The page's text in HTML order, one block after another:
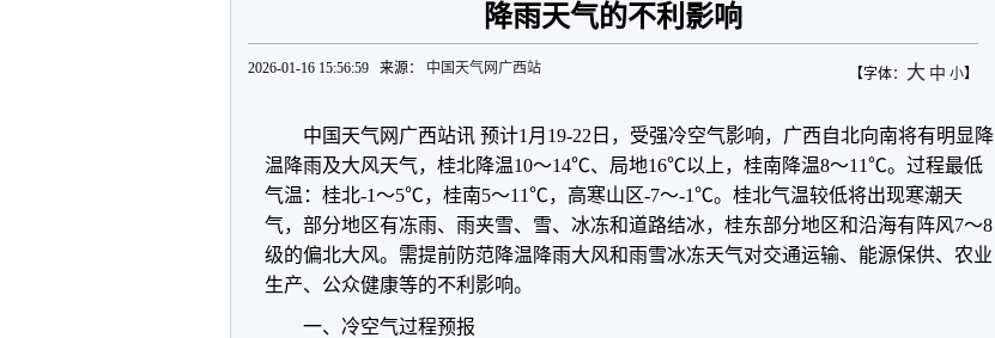
降雨天气的不利影响
【字体： 大 中 小】
2026-01-16 15:56:59 来源： 中国天气网广西站
中国天气网广西站讯 预计1月19-22日，受强冷空气影响，广西自北向南将有明显降
温降雨及大风天气，桂北降温10～14℃、局地16℃以上，桂南降温8～11℃。过程最低
气温：桂北-1～5℃，桂南5～11℃，高寒山区-7～-1℃。桂北气温较低将出现寒潮天
气，部分地区有冻雨、雨夹雪、雪、冰冻和道路结冰，桂东部分地区和沿海有阵风7～8
级的偏北大风。需提前防范降温降雨大风和雨雪冰冻天气对交通运输、能源保供、农业
生产、公众健康等的不利影响。
一、冷空气过程预报